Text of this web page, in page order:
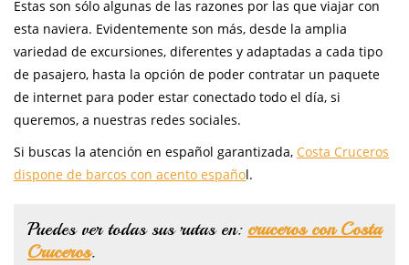
Estas son sólo algunas de las razones por las que viajar con
esta naviera. Evidentemente son más, desde la amplia
variedad de excursiones, diferentes y adaptadas a cada tipo
de pasajero, hasta la opción de poder contratar un paquete
de internet para poder estar conectado todo el día, si
queremos, a nuestras redes sociales.
Si buscas la atención en español garantizada, Costa Cruceros
dispone de barcos con acento español.
Puedes ver todas sus rutas en: cruceros con Costa
Cruceros.